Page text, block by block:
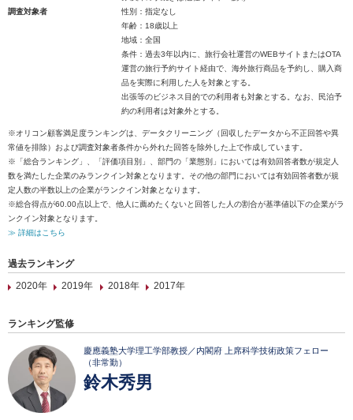
調査対象者
性別：指定なし
年齢：18歳以上
地域：全国
条件：過去3年以内に、旅行会社運営のWEBサイトまたはOTA
運営の旅行予約サイト経由で、海外旅行商品を予約し、購入商
品を実際に利用した人を対象とする。
出張等のビジネス目的での利用者も対象とする。なお、民泊予
約の利用者は対象外とする。
※オリコン顧客満足度ランキングは、データクリーニング（回収したデータから不正回答や異
常値を排除）および調査対象者条件から外れた回答を除外した上で作成しています。
※「総合ランキング」、「評価項目別」、部門の「業態別」においては有効回答者数が規定人
数を満たした企業のみランクイン対象となります。その他の部門においては有効回答者数が規
定人数の半数以上の企業がランクイン対象となります。
※総合得点が60.00点以上で、他人に薦めたくないと回答した人の割合が基準値以下の企業がラ
ンクイン対象となります。
≫ 詳細はこちら
過去ランキング
2020年
2019年 2018年 2017年
ランキング監修
慶應義塾大学理工学部教授／内閣府 上席科学技術政策フェロー
（非常勤）
鈴木秀男